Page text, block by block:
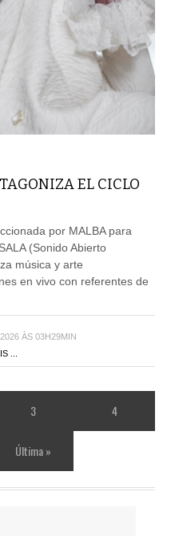
EL CICLO
por MALBA para
(Sonido Abierto
música y arte
en vivo con referentes de
ÀS 03H29MIN
...
3 4
Última »